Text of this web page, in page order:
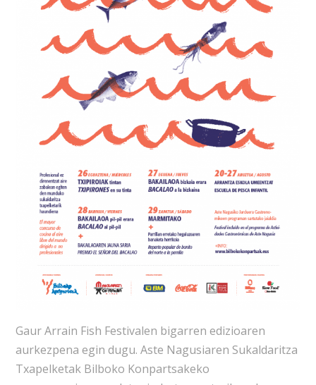
Gaur Arrain Fish Festivalen bigarren edizioaren
aurkezpena egin dugu. Aste Nagusiaren Sukaldaritza
Txapelketak Bilboko Konpartsakeko